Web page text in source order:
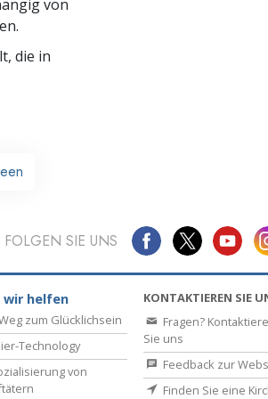
von
die in
FOLGEN SIE UNS
wir helfen
zum Glücklichsein
Technology
von
KONTAKTIEREN SIE
Fragen?
Sie uns
Feedback zur
Finden Sie eine